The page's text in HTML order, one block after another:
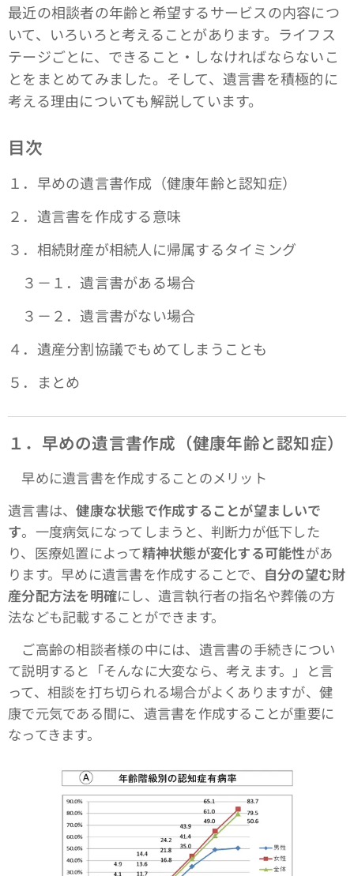
最近の相談者の年齢と希望するサービスの内容につ
いて、いろいろと考えることがあります。ライフス
テージごとに、できること・しなければならないこ
とをまとめてみました。そして、遺言書を積極的に
考える理由についても解説しています。
目次
１．早めの遺言書作成（健康年齢と認知症）
２．遺言書を作成する意味
３．相続財産が相続人に帰属するタイミング
３－１．遺言書がある場合
３－２．遺言書がない場合
４．遺産分割協議でもめてしまうことも
５．まとめ
１．早めの遺言書作成（健康年齢と認知症）
早めに遺言書を作成することのメリット
遺言書は、健康な状態で作成することが望ましいで
す。一度病気になってしまうと、判断力が低下した
り、医療処置によって精神状態が変化する可能性があ
ります。早めに遺言書を作成することで、 自分の望む財
産分配方法を明確にし、遺言執行者の指名や葬儀の方
法なども記載することができます。
ご高齢の相談者様の中には、遺言書の手続きについ
て説明すると「そんなに大変なら、考えます。」と言
って、相談を打ち切られる場合がよくありますが、健
康で元気である間に、遺言書を作成することが重要に
なってきます。